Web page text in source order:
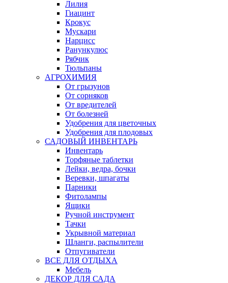
Лилия
Гиацинт
Крокус
Мускари
Нарцисс
Ранункулюс
Рябчик
Тюльпаны
АГРОХИМИЯ
От грызунов
От сорняков
От вредителей
От болезней
Удобрения для цветочных
Удобрения для плодовых
САДОВЫЙ ИНВЕНТАРЬ
Инвентарь
Торфяные таблетки
Лейки, ведра, бочки
Веревки, шпагаты
Парники
Фитолампы
Ящики
Ручной инструмент
Тачки
Укрывной материал
Шланги, распылители
Отпугиватели
ВСЕ ДЛЯ ОТДЫХА
Мебель
ДЕКОР ДЛЯ САДА